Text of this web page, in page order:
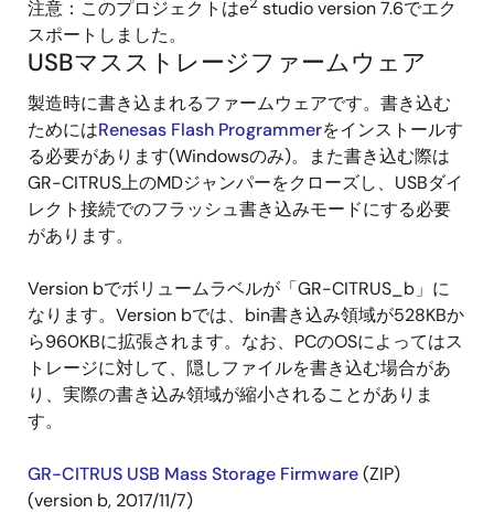
注意：このプロジェクトはe studio version 7.6でエク
スポートしました。
USBマスストレージファームウェア
製造時に書き込まれるファームウェアです。書き込む
ためにはRenesas Flash Programmerをインストールす
る必要があります(Windowsのみ)。また書き込む際は
GR-CITRUS上のMDジャンパーをクローズし、USBダイ
レクト接続でのフラッシュ書き込みモードにする必要
があります。
Version bでボリュームラベルが「GR-CITRUS_b」に
なります。Version bでは、bin書き込み領域が528KBか
ら960KBに拡張されます。なお、PCのOSによってはス
トレージに対して、隠しファイルを書き込む場合があ
り、実際の書き込み領域が縮小されることがありま
す。
GR-CITRUS USB Mass Storage Firmware(ZIP)
(version b, 2017/11/7)